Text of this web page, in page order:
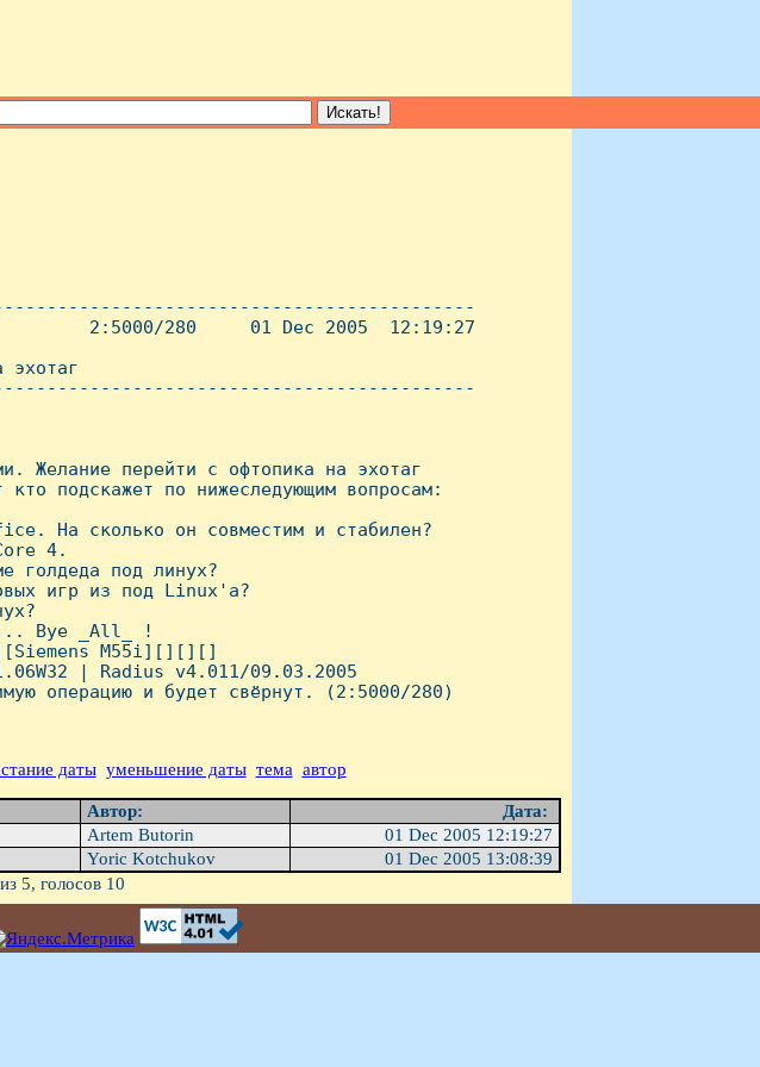
2:5000/280     01 Dec 2005  12:19:27
Желание перейти с офтопика на эхотаг
подскажет по нижеследующим вопросам:
Hа сколько он совместим и стабилен?
4.
голдеда под линух?
игр из под Linux'а?
Bye _All_ !
M55i][][][]
| Radius v4.011/09.03.2005
операцию и будет свёрнут. (2:5000/280)
даты уменьшение даты тема автор
Автор:
Дата:
Artem Butorin
01 Dec 2005 12:19:27
Yoric Kotchukov
01 Dec 2005 13:08:39
из 5, голосов 10